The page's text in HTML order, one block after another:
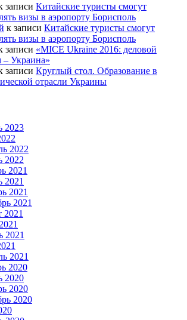
записи Китайские туристы смогут
визы в аэропорту Борисполь
к записи Китайские туристы смогут
визы в аэропорту Борисполь
записи «MICE Ukraine 2016: деловой
– Украина»
записи Круглый стол. Образование в
отрасли Украины
2023
2022
2022
2021
2021
2021
2021
2021
2021
2021
2020
2020
2020
2020